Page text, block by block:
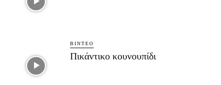
ΒΊΝΤΕΟ
Πικάντικο κουνουπίδι